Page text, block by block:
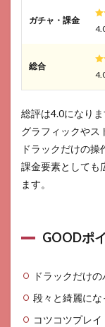
ガチャ・課金
総合
総評は4.0になりま
グラフィックやス
ドラックだけの
課金要素としても
ます。
GOODポ
ドラックだけ
段々と綺麗にな
コツコツプレイ